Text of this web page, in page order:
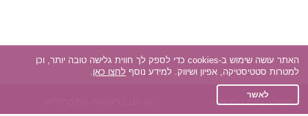
אפליקציית הכרויות
האתר עושה שימוש ב-cookies כדי לספק לך חווית גלישה טובה יותר, וכן
למטרות סטטיסטיקה, אפיון ושיווק. למידע נוסף לחצו כאן.
לאשר